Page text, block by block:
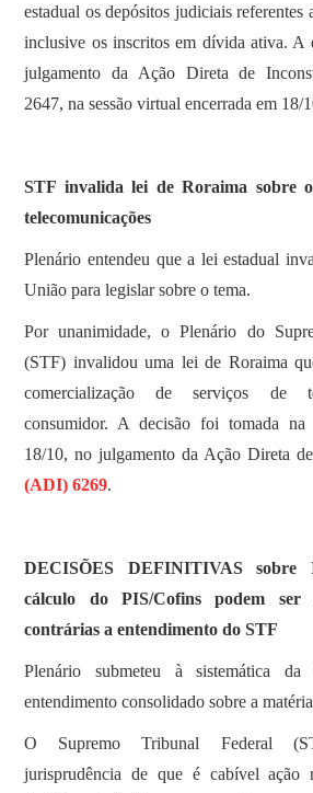
estadual os depósitos judiciais referentes
inclusive os inscritos em dívida ativa. A
julgamento da Ação Direta de
2647, na sessão virtual encerrada em 18/
STF invalida lei de Roraima sobre
telecomunicações
Plenário entendeu que a lei estadual
União para legislar sobre o tema.
Por unanimidade, o Plenário do
(STF) invalidou uma lei de Roraima
comercialização de serviços de
consumidor. A decisão foi tomada na
18/10, no julgamento da Ação Direta
(ADI) 6269.
DECISÕES DEFINITIVAS
cálculo do PIS/Cofins podem ser
contrárias a entendimento do STF
Plenário submeteu à sistemática da
entendimento consolidado sobre a
O Supremo Tribunal Federal
jurisprudência de que é cabível ação